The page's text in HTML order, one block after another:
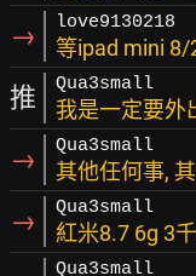
→ love9130218
等ipad mini
推 Qua3small
我是一定要外
→ Qua3small
其他任何事,
→ Qua3small
紅米8.7 6g 3
Qua3small